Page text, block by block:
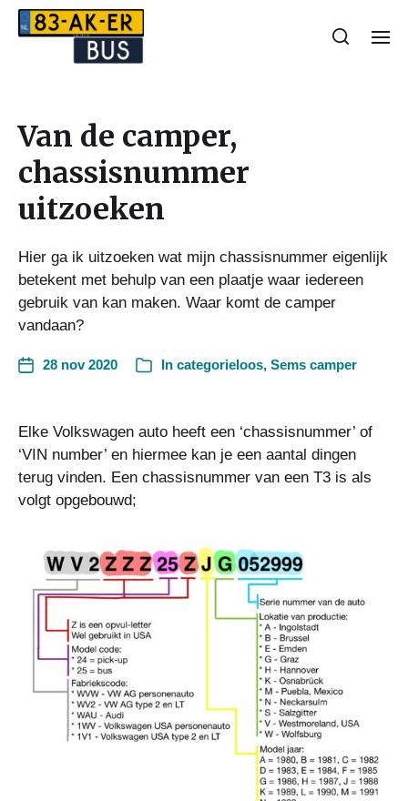
Van de camper,
chassisnummer
uitzoeken
Hier ga ik uitzoeken wat mijn chassisnummer eigenlijk
betekent met behulp van een plaatje waar iedereen
gebruik van kan maken. Waar komt de camper
vandaan?
28 nov 2020 In categorieloos, Sems camper
Elke Volkswagen auto heeft een ‘chassisnummer’ of
‘VIN number’ en hiermee kan je een aantal dingen
terug vinden. Een chassisnummer van een T3 is als
volgt opgebouwd;